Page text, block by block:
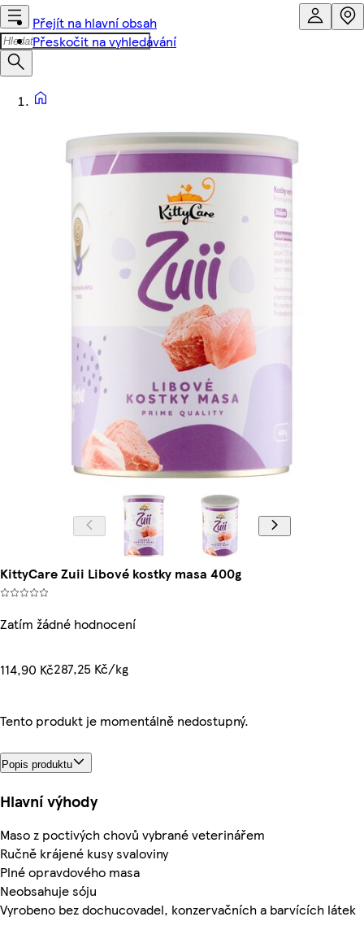
Přejít na hlavní obsah
Přeskočit na vyhledávání
KittyCare Zuii Libové kostky masa 400g
Zatím žádné hodnocení
114,90 Kč287,25 Kč/kg
Tento produkt je momentálně nedostupný.
Popis produktu
Hlavní výhody
Maso z poctivých chovů vybrané veterinářem
Ručně krájené kusy svaloviny
Plné opravdového masa
Neobsahuje sóju
Vyrobeno bez dochucovadel, konzervačních a barvících látek